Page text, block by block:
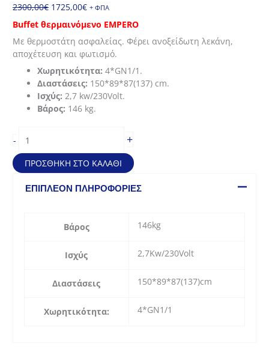
2300,00€ Original
was:
2300,00€.
1725,00€Η
τρέχουσα
είναι:
1725,00€.
+ ΦΠΑ
Buffet θερμαινόμενο EMPERO
Με θερμοστάτη ασφαλείας. Φέρει ανοξείδωτη λεκάνη,
αποχέτευση και φωτισμό.
Χωρητικότητα: 4*GN1/1.
Διαστάσεις: 150*89*87(137) cm.
Ισχύς: 2,7 kw/230Volt.
Βάρος: 146 kg.
-
Θερμαινόμενο
τροχήλατο
(4*GN1/1)
ποσότητα
+
ΠΡΟΣΘΉΚΗ ΣΤΟ ΚΑΛΆΘΙ
ΕΠΙΠΛΈΟΝ ΠΛΗΡΟΦΟΡΊΕΣ
Βάρος 146kg
Ισχύς 2,7Kw/230Volt
Διαστάσεις 150*89*87(137)cm
Χωρητικότητα: 4*GN1/1